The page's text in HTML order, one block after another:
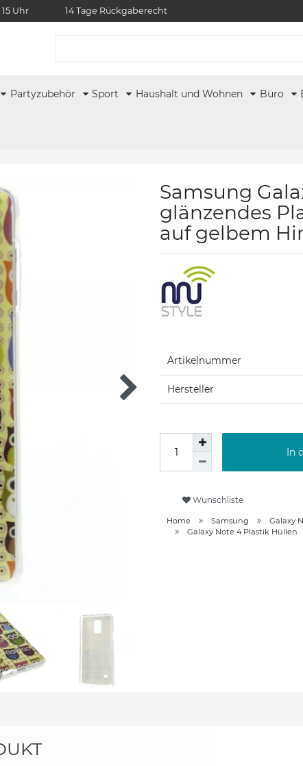
Uhr 14 Tage Rückgaberecht
Partyzubehör Sport Haushalt und Wohnen Büro
Samsung
glänzendes
auf gelbem
Artikelnummer
Hersteller
In
Wunschliste
Home Samsung
Galaxy
Galaxy Note 4 Plastik Hüllen